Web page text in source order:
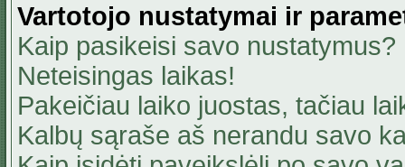
Vartotojo nustatymai ir
Kaip pasikeisi savo nustatymus?
Neteisingas laikas!
Pakeičiau laiko juostas, tačiau
Kalbų sąraše aš nerandu savo